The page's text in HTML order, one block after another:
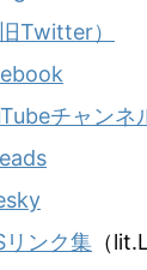
Twitter）
チャンネ
リンク集 （